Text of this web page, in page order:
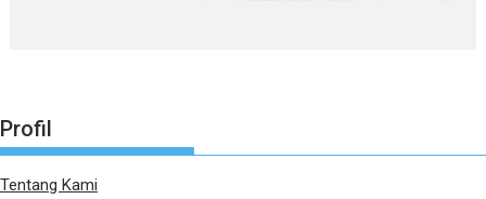
Profil
Tentang Kami